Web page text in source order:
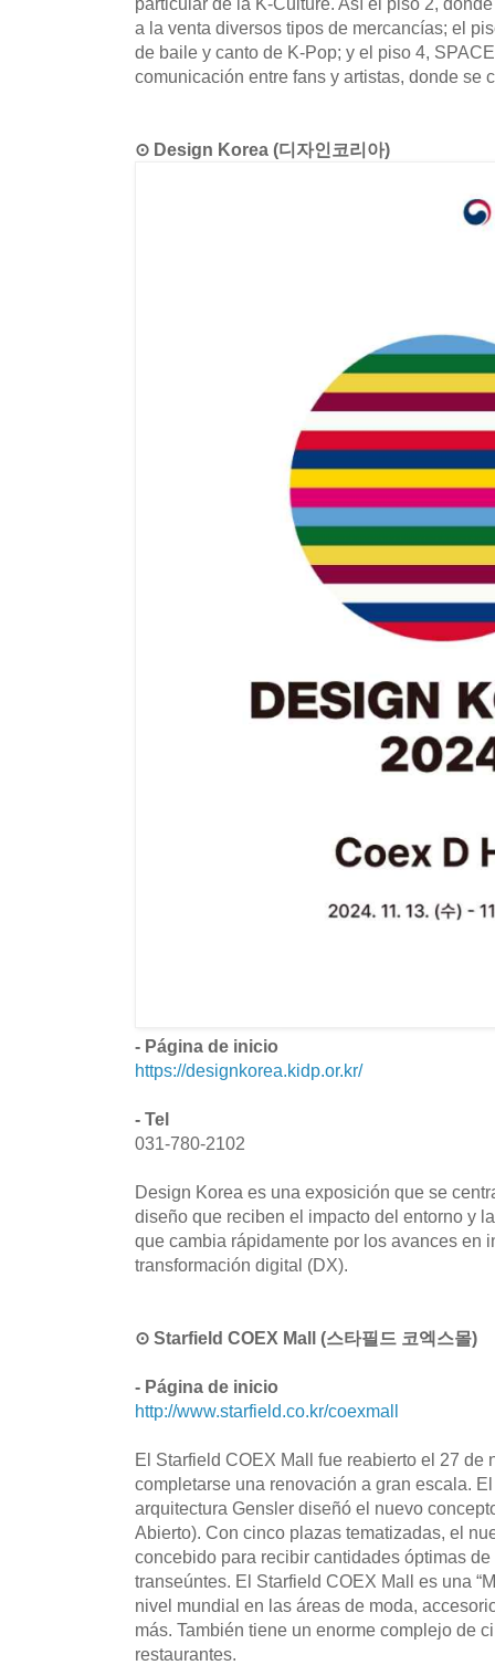
a la venta diversos tipos de mercancías; el
de baile y canto de K-Pop; y el piso 4,
comunicación entre fans y artistas, donde se
⊙ Design Korea (디자인코리아)
- Página de inicio
https://designkorea.kidp.or.kr/
- Tel
031-780-2102
Design Korea es una exposición que se
diseño que reciben el impacto del entorno y
que cambia rápidamente por los avances en
transformación digital (DX).
⊙ Starfield COEX Mall (스타필드 코엑스몰)
- Página de inicio
http://www.starfield.co.kr/coexmall
El Starfield COEX Mall fue reabierto el 27 de
completarse una renovación a gran escala.
arquitectura Gensler diseñó el nuevo
Abierto). Con cinco plazas tematizadas, el
concebido para recibir cantidades óptimas
transeúntes. El Starfield COEX Mall es una
nivel mundial en las áreas de moda,
más. También tiene un enorme complejo de
restaurantes.